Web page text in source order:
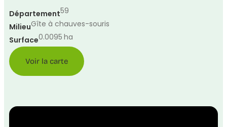
Département59
MilieuGîte à chauves-souris
Surface0.0095 ha
Voir la carte